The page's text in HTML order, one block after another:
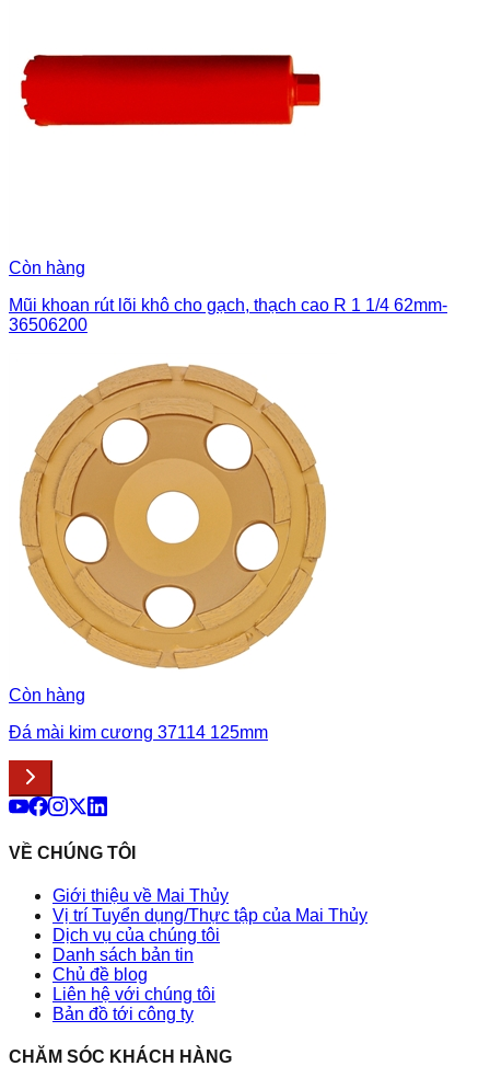
Còn hàng
Mũi khoan rút lõi khô cho gạch, thạch cao R 1 1/4 62mm-
36506200
Còn hàng
Đá mài kim cương 37114 125mm
VỀ CHÚNG TÔI
Giới thiệu về Mai Thủy
Vị trí Tuyển dụng/Thực tập của Mai Thủy
Dịch vụ của chúng tôi
Danh sách bản tin
Chủ đề blog
Liên hệ với chúng tôi
Bản đồ tới công ty
CHĂM SÓC KHÁCH HÀNG